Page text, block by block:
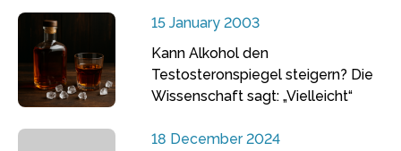
15 January 2003
Kann Alkohol den
Testosteronspiegel steigern? Die
Wissenschaft sagt: „Vielleicht“
18 December 2024